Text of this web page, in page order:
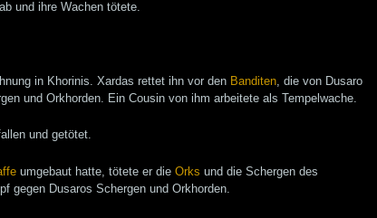
und ihre Wachen tötete.
in Khorinis. Xardas rettet ihn vor den Banditen , die von Dusaro
und Orkhorden. Ein Cousin von ihm arbeitete als Tempelwache.
und getötet.
umgebaut hatte, tötete er die Orks und die Schergen des
gegen Dusaros Schergen und Orkhorden.